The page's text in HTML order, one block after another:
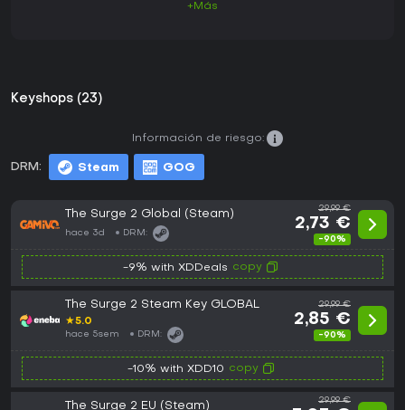
+Más
Keyshops (23)
DRM: Steam GOG
Información de riesgo:
The Surge 2 Global (Steam)
hace 3d DRM:
29,99 €
2,73 €
-90%
-9% with XDDeals copy
The Surge 2 Steam Key GLOBAL
★5.0
hace 5sem DRM:
29,99 €
2,85 €
-90%
-10% with XDD10 copy
The Surge 2 EU (Steam) 29,99 €